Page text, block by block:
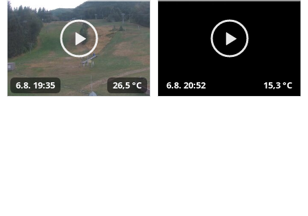
6.8. 19:35 26,5 °C 6.8. 20:52 15,3 °C